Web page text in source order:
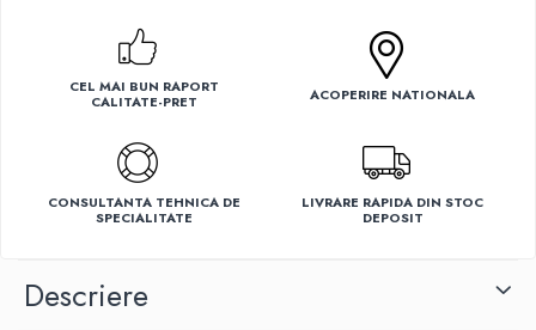
CEL MAI BUN RAPORT
CALITATE-PRET
ACOPERIRE NATIONALA
CONSULTANTA TEHNICA DE
SPECIALITATE
LIVRARE RAPIDA DIN STOC
DEPOSIT
Descriere